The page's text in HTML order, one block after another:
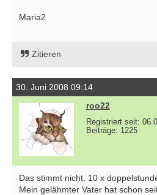
Maria2
Zitieren
30. Juni 2008 09:14
roo22
Registriert seit:
Beiträge: 1225
Das stimmt nicht. 10 x
Mein gelähmter Vater hat schon